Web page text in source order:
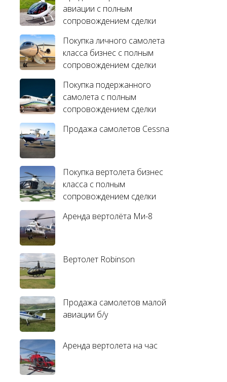
авиации с полным
сопровождением сделки
Покупка личного самолета
класса бизнес с полным
сопровождением сделки
Покупка подержанного
самолета с полным
сопровождением сделки
Продажа самолетов Cessna
Покупка вертолета бизнес
класса с полным
сопровождением сделки
Аренда вертолёта Ми-8
Вертолет Robinson
Продажа самолетов малой
авиации б/у
Аренда вертолета на час